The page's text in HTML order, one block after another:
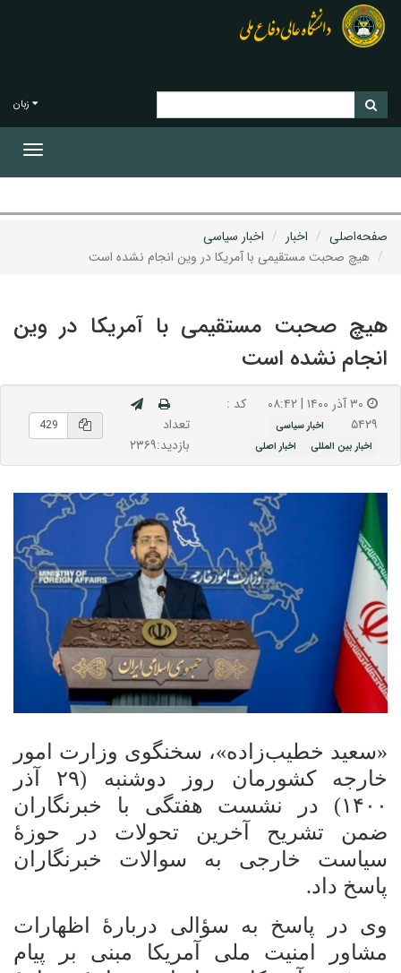
زبان
صفحه‌اصلی اخبار
اخبار سیاسی
هیچ صحبت مستقیمی با آمریکا در وین انجام نشده است
هیچ صحبت مستقیمی با آمریکا در وین
انجام نشده است
کد :
۵۴۲۹
اخبار سیاسی
اخبار بین المللی
اخبار اصلی
تعداد
بازدید:۲۳۶۹
«سعید خطیب‌زاده»، سخنگوی وزارت امور
خارجه کشورمان روز دوشنبه (۲۹ آذر
۱۴۰۰) در نشست هفتگی با خبرنگاران
ضمن تشریح آخرین تحولات در حوزۀ
سیاست خارجی به سوالات خبرنگاران
پاسخ داد.
وی در پاسخ به سؤالی دربارۀ اظهارات
مشاور امنیت ملی آمریکا مبنی بر پیام